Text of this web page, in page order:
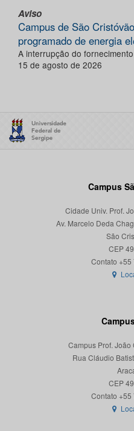
Aviso
Campus de São
programado de energia
A interrupção do
15 de agosto de 2026
Campus
Cidade Univ. Prof.
Av. Marcelo Deda
São
CEP
Campus Prof.
Rua Cláudio
CEP